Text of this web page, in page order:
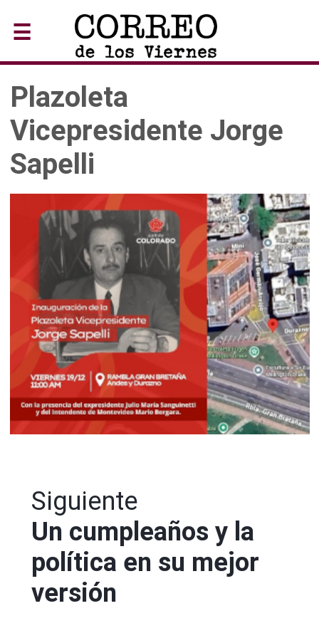
☰
Plazoleta
Vicepresidente Jorge
Sapelli
Siguiente
Un cumpleaños y la
política en su mejor
versión